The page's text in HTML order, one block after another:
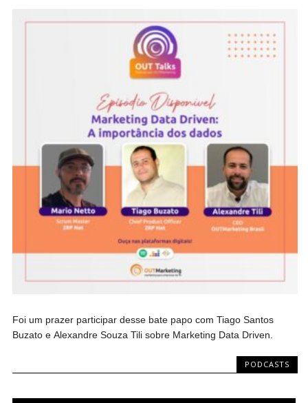
Foi um prazer participar desse bate papo com Tiago Santos
Buzato e Alexandre Souza Tili sobre Marketing Data Driven.
PODCASTS